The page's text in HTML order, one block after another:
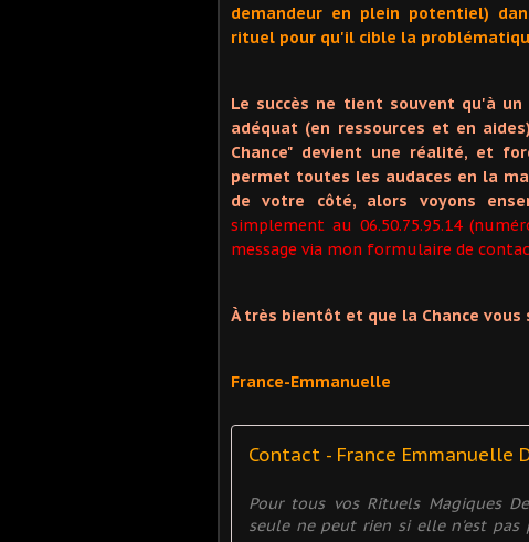
demandeur en plein potentiel)
rituel pour qu'il cible la
Le succès ne tient souvent qu'à
adéquat (en ressources et en
Chance" devient une réalité, et
permet toutes les audaces en la
de votre côté, alors voyons
simplement au 06.50.75.95.14
message via mon formulaire de
À très bientôt et que la Chance
France-Emmanuelle
Contact - France Emmanuelle
Pour tous vos Rituels Magiques
seule ne peut rien si elle n'est